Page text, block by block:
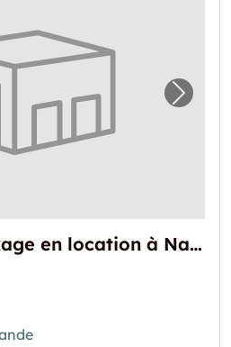
pour "Espace de
Espace de stockage en location à Nantes